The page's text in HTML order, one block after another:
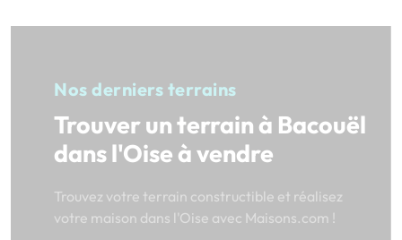
Nos derniers terrains
Trouver un terrain à Bacouël
dans l'Oise à vendre
Trouvez votre terrain constructible et réalisez
votre maison dans l'Oise avec Maisons.com !